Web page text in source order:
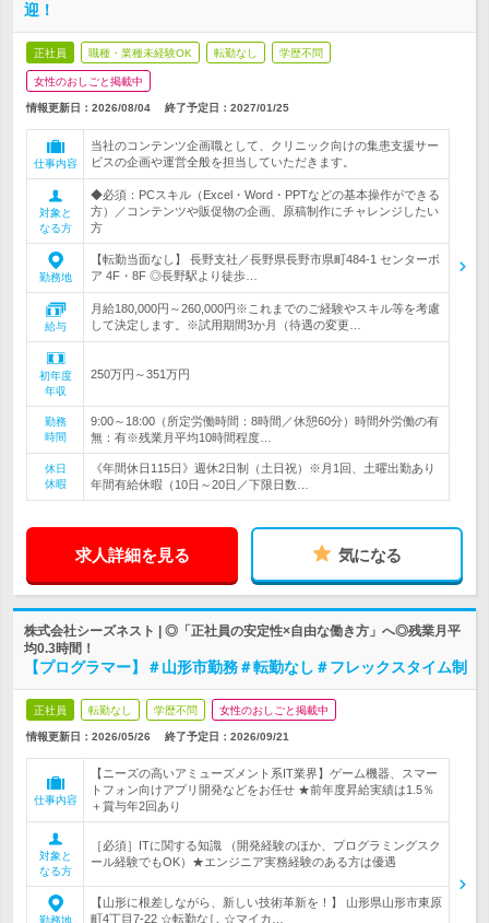
迎！
正社員 職種・業種未経験OK 転勤なし 学歴不問
女性のおしごと掲載中
情報更新日：2026/08/04 終了予定日： 2027/01/25
仕事内容
当社のコンテンツ企画職として、クリニック向けの集患支援サー
ビスの企画や運営全般を担当していただきます。
対象と
なる方
◆必須：PCスキル（Excel・Word・PPTなどの基本操作ができる
方）／コンテンツや販促物の企画、原稿制作にチャレンジしたい
方
勤務地
【転勤当面なし】 長野支社／長野県長野市県町484-1 センターボ
ア 4F・8F ◎長野駅より徒歩…
給与
月給180,000円～260,000円※これまでのご経験やスキル等を考慮
して決定します。※試用期間3か月（待遇の変更…
初年度
年収
250万円～351万円
勤務
時間
9:00～18:00（所定労働時間：8時間／休憩60分）時間外労働の有
無：有※残業月平均10時間程度…
休日
休暇
《年間休日115日》週休2日制（土日祝）※月1回、土曜出勤あり
年間有給休暇（10日～20日／下限日数…
求人詳細を見る 気になる
株式会社シーズネスト | ◎「正社員の安定性×自由な働き方」へ◎残業月平
均0.3時間！
【プログラマー】＃山形市勤務＃転勤なし＃フレックスタイム制
正社員 転勤なし 学歴不問 女性のおしごと掲載中
情報更新日：2026/05/26 終了予定日： 2026/09/21
仕事内容
【ニーズの高いアミューズメント系IT業界】ゲーム機器、スマー
トフォン向けアプリ開発などをお任せ ★前年度昇給実績は1.5％
＋賞与年2回あり
対象と
なる方
［必須］ITに関する知識 （開発経験のほか、プログラミングスク
ール経験でもOK）★エンジニア実務経験のある方は優遇
勤務地
【山形に根差しながら、新しい技術革新を！】 山形県山形市東原
町4丁目7-22 ☆転勤なし ☆マイカ…